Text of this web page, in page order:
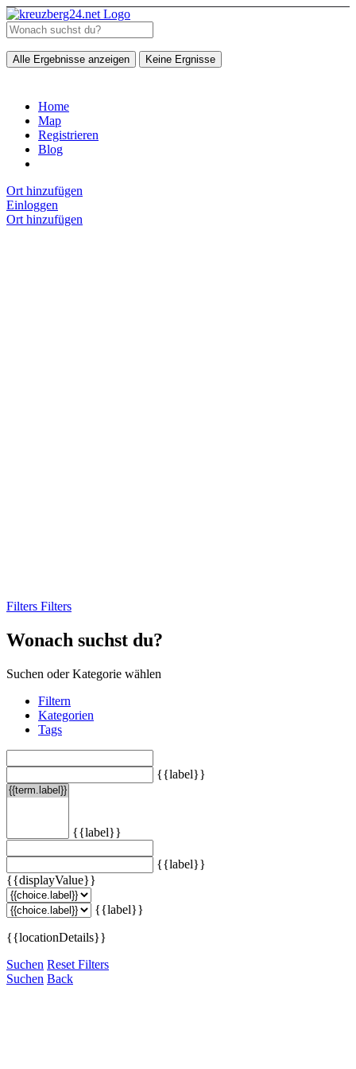
Alle Ergebnisse anzeigen Keine Ergnisse
Home
Map
Registrieren
Blog
Ort hinzufügen
Einloggen
Ort hinzufügen
Filters Filters
Wonach suchst du?
Suchen oder Kategorie wählen
Filtern
Kategorien
Tags
{{label}}
{{label}}
{{label}}
{{displayValue}}
{{label}}
{{locationDetails}}
Suchen Reset Filters
Suchen Back